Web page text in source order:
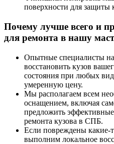
поверхности для защиты
Почему лучше всего и
для ремонта в нашу
Опытные специалисты
восстановить кузов
состояния при любых
умеренную цену.
Мы располагаем всем
оснащением, включая
предложить
ремонта кузова в СПБ.
Если повреждены какие-
выполним локальное